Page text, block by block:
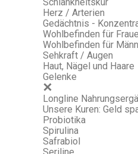
Herz / Arterien
Gedächtnis -
Wohlbefinden für
Wohlbefinden für
Sehkraft / Augen
Haut, Nägel und Haare
Gelenke
Longline
Unsere Kuren: Geld
Probiotika
Spirulina
Safrabiol